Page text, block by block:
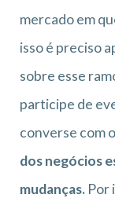
mercado em
isso é preciso
sobre esse
participe de
converse com
dos negócios
mudanças. Por